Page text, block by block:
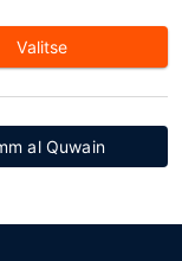
Valitse
al Quwain